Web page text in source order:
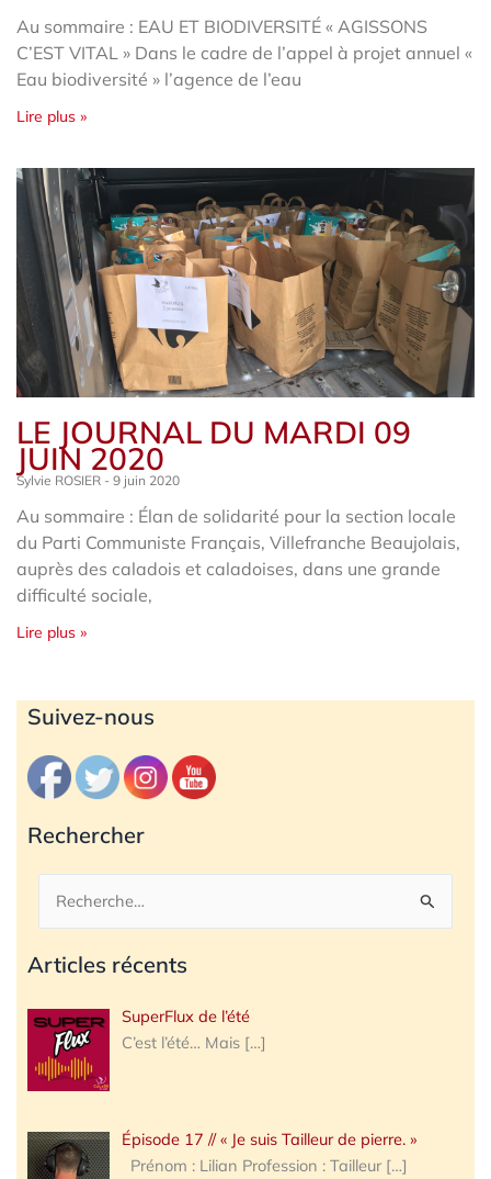
Au sommaire : EAU ET BIODIVERSITÉ « AGISSONS
C’EST VITAL » Dans le cadre de l’appel à projet annuel «
Eau biodiversité » l’agence de l’eau
Lire plus »
LE JOURNAL DU MARDI 09
JUIN 2020
Sylvie ROSIER 9 juin 2020
Au sommaire : Élan de solidarité pour la section locale
du Parti Communiste Français, Villefranche Beaujolais,
auprès des caladois et caladoises, dans une grande
difficulté sociale,
Lire plus »
Suivez-nous
Rechercher
Rechercher :
Articles récents
SuperFlux de l’été
C’est l’été… Mais […]
Épisode 17 // « Je suis Tailleur de pierre. »
Prénom : Lilian Profession : Tailleur […]
Archives